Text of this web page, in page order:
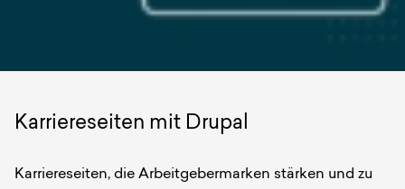
Karriereseiten mit Drupal
Karriereseiten, die Arbeitgebermarken stärken und zu